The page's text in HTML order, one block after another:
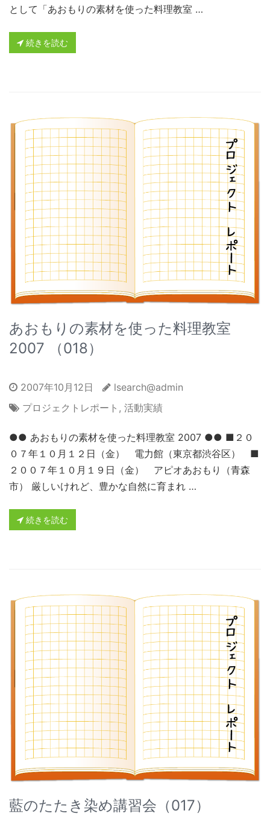
として「あおもりの素材を使った料理教室 …
続きを読む
あおもりの素材を使った料理教室
2007 （018）
2007年10月12日
lsearch@admin
プロジェクトレポート , 活動実績
●● あおもりの素材を使った料理教室 2007 ●● ■２０
０７年１０月１２日（金） 電力館（東京都渋谷区） ■
２００７年１０月１９日（金） アピオあおもり（青森
市） 厳しいけれど、豊かな自然に育まれ …
続きを読む
藍のたたき染め講習会（017）